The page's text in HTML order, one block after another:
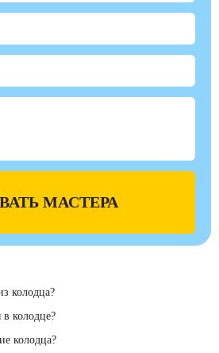
МАСТЕРА
колодца?
колодце?
колодца?